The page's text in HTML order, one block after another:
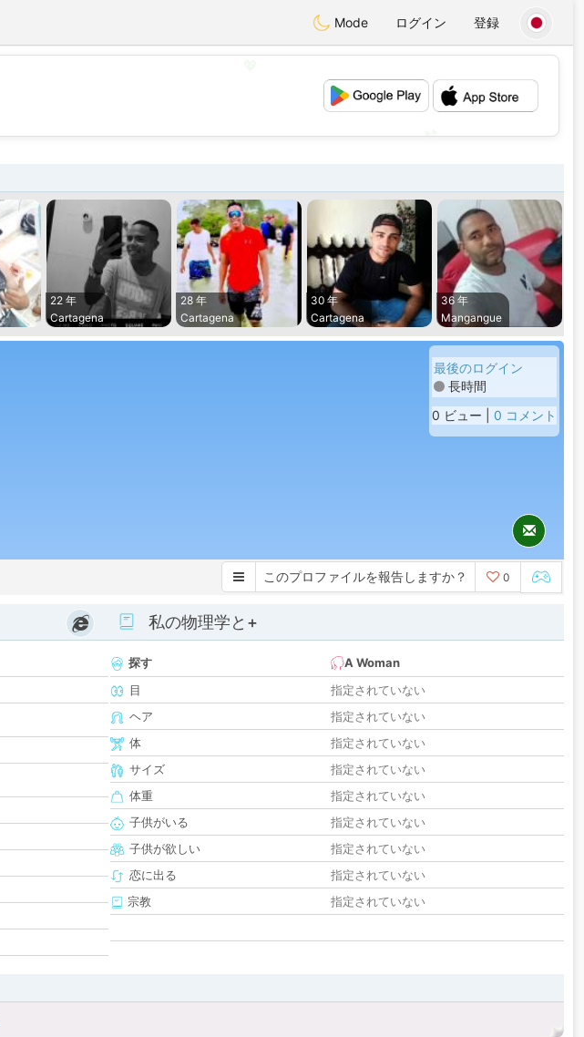
Mode ログイン 登録
💕
22 年
Cartagena
28 年
Cartagena
30 年
Cartagena
36 年
Mangangue
最後のログイン
長時間
0 ビュー | 0 コメント
このプロファイルを報告しますか？ 0
私の物理学と+
探す
A Woman
目
指定されていない
ヘア
指定されていない
体
指定されていない
サイズ
指定されていない
体重
指定されていない
子供がいる
指定されていない
子供が欲しい
指定されていない
恋に出る
指定されていない
宗教
指定されていない